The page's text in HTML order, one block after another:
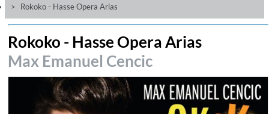
Videos
Rokoko - Hasse Opera Arias
Rokoko - Hasse Opera Arias
Max Emanuel Cencic